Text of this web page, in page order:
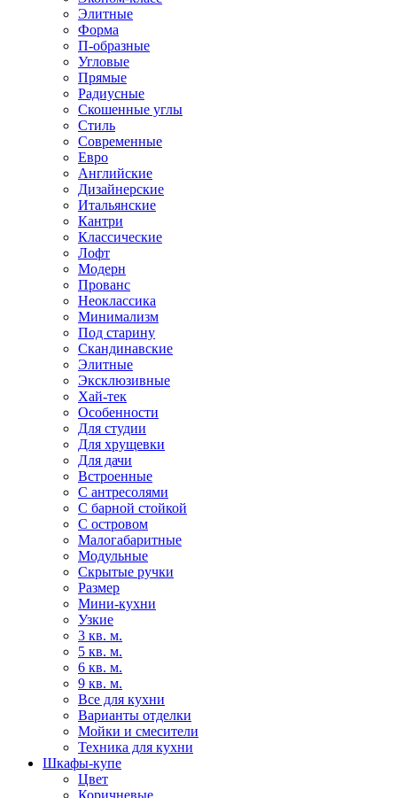
Элитные
Форма
П-образные
Угловые
Прямые
Радиусные
Скошенные углы
Стиль
Современные
Евро
Английские
Дизайнерские
Итальянские
Кантри
Классические
Лофт
Модерн
Прованс
Неоклассика
Минимализм
Под старину
Скандинавские
Элитные
Эксклюзивные
Хай-тек
Особенности
Для студии
Для хрущевки
Для дачи
Встроенные
С антресолями
С барной стойкой
С островом
Малогабаритные
Модульные
Скрытые ручки
Размер
Мини-кухни
Узкие
3 кв. м.
5 кв. м.
6 кв. м.
9 кв. м.
Все для кухни
Варианты отделки
Мойки и смесители
Техника для кухни
Шкафы-купе
Цвет
Коричневые